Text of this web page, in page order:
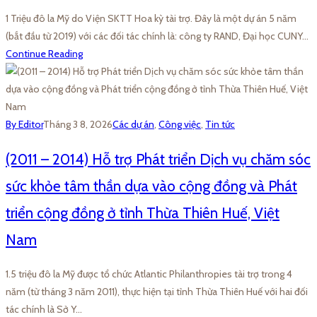
1 Triệu đô la Mỹ do Viện SKTT Hoa kỳ tài trợ. Đây là một dự án 5 năm
(bắt đầu từ 2019) với các đối tác chính là: công ty RAND, Đại học CUNY…
Continue Reading
By EditorTháng 3 8, 2026Các dự án, Công việc, Tin tức
(2011 – 2014) Hỗ trợ Phát triển Dịch vụ chăm sóc
sức khỏe tâm thần dựa vào cộng đồng và Phát
triển cộng đồng ở tỉnh Thừa Thiên Huế, Việt
Nam
1.5 triệu đô la Mỹ được tổ chức Atlantic Philanthropies tài trợ trong 4
năm (từ tháng 3 năm 2011), thực hiện tại tỉnh Thừa Thiên Huế với hai đối
tác chính là Sở Y…